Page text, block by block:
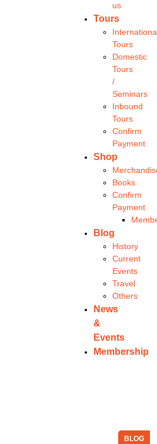
us
Tours
Tours
Domestic
Tours
/
Seminars
Inbound
Tours
Confirm
Payment
Shop
Books
Confirm
Payment
Blog
History
Current
Events
Travel
Others
News
&
Events
Membership
BLOG